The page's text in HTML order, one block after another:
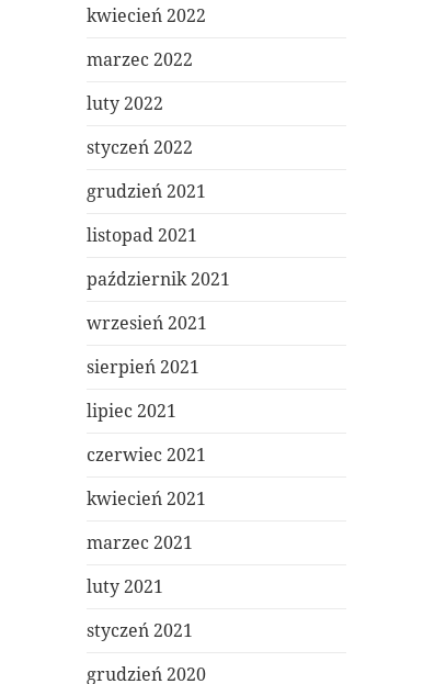
kwiecień 2022
marzec 2022
luty 2022
styczeń 2022
grudzień 2021
listopad 2021
październik 2021
wrzesień 2021
sierpień 2021
lipiec 2021
czerwiec 2021
kwiecień 2021
marzec 2021
luty 2021
styczeń 2021
grudzień 2020